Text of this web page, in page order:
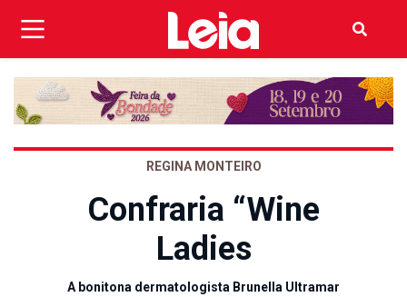
REGINA MONTEIRO
Confraria “Wine
Ladies
A bonitona dermatologista Brunella Ultramar